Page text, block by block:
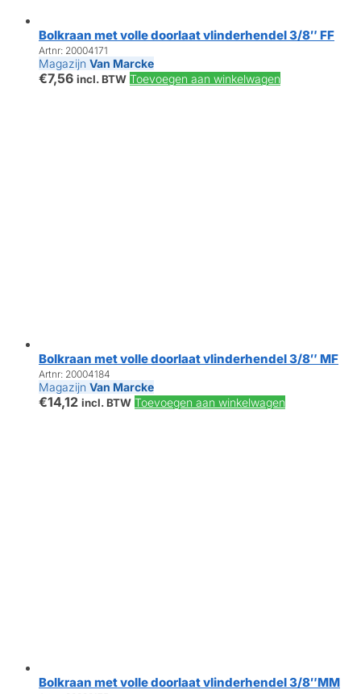
Bolkraan met volle doorlaat vlinderhendel 3/8″ FF
Artnr: 20004171
Magazijn Van Marcke
€7,56 incl. BTW Toevoegen aan winkelwagen
Bolkraan met volle doorlaat vlinderhendel 3/8″ MF
Artnr: 20004184
Magazijn Van Marcke
€14,12 incl. BTW Toevoegen aan winkelwagen
Bolkraan met volle doorlaat vlinderhendel 3/8″MM